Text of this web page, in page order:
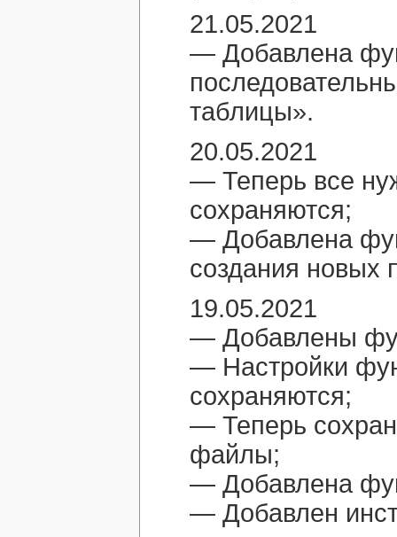
21.05.2021
— Добавлена
таблицы».
20.05.2021
— Теперь все
сохраняются;
— Добавлена
создания новых
19.05.2021
— Добавлены
— Настройки
сохраняются;
— Теперь
файлы;
— Добавлена
— Добавлен